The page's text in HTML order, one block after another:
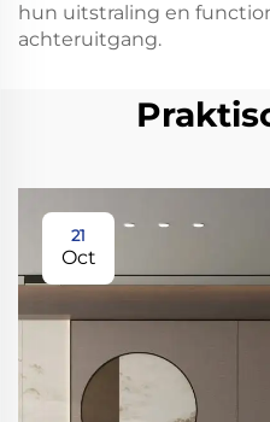
hun uitstraling en
achteruitgang.
21
Oct